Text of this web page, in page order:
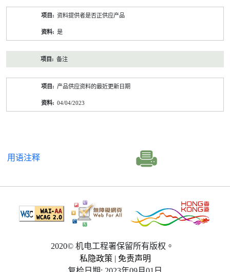
资料提供者是否正供应产品
是
备注
产品供应资料的最近更新日期
04/04/2023
用语注释
2020© 机电工程署保留所有版权。
私隐政策 | 免责声明